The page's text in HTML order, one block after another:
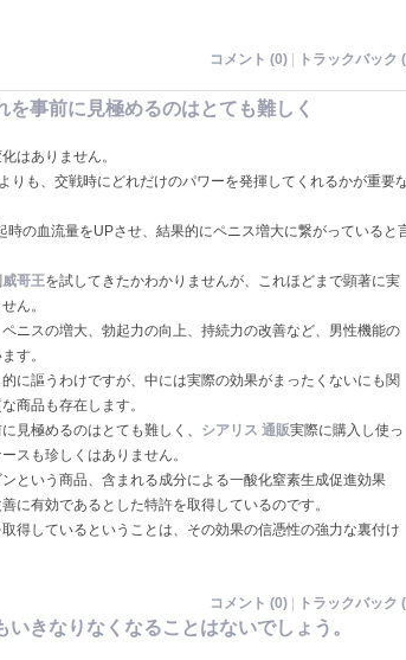
コメント (0) | トラックバック
事前に見極めるのはとても難しく
はありません。
りも、交戦時にどれだけのパワーを発揮してくれるかが重要
時の血流量をUPさせ、結果的にペニス増大に繋がっていると
威哥王を試してきたかわかりませんが、これほどまで顕著に実
ん。
ニスの増大、勃起力の向上、持続力の改善など、男性機能の
す。
に謳うわけですが、中には実際の効果がまったくないにも関
商品も存在します。
見極めるのはとても難しく、 シアリス 通販実際に購入し使っ
スも珍しくはありません。
という商品、含まれる成分による一酸化窒素生成促進効果
に有効であるとした特許を取得しているのです。
得しているということは、その効果の信憑性の強力な裏付け
コメント (0) | トラックバック
いきなりなくなることはないでしょう。